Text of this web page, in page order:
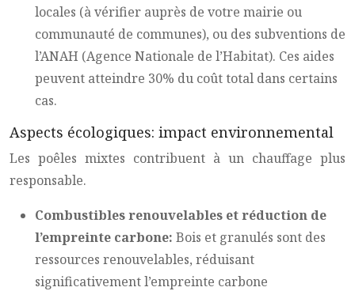
locales (à vérifier auprès de votre mairie ou
communauté de communes), ou des subventions de
l’ANAH (Agence Nationale de l’Habitat). Ces aides
peuvent atteindre 30% du coût total dans certains
cas.
Aspects écologiques: impact environnemental
Les poêles mixtes contribuent à un chauffage plus
responsable.
Combustibles renouvelables et réduction de
l’empreinte carbone: Bois et granulés sont des
ressources renouvelables, réduisant
significativement l’empreinte carbone